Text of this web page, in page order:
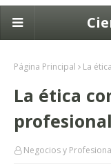
Página Principal La
La ética
profesional
Negocios y